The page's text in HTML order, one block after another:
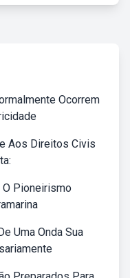
Ocorrem
Aos Direitos Civis
O Pioneirismo
Uma Onda Sua